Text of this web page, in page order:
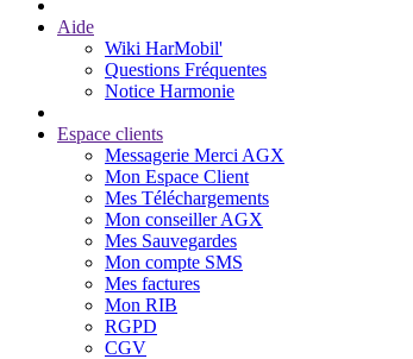
Aide
Wiki HarMobil'
Questions Fréquentes
Notice Harmonie
Espace clients
Messagerie Merci AGX
Mon Espace Client
Mes Téléchargements
Mon conseiller AGX
Mes Sauvegardes
Mon compte SMS
Mes factures
Mon RIB
RGPD
CGV